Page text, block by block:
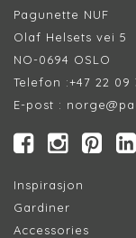
Pagunette NUF
Olaf Helsets vei 5
NO-0694 OSLO
Telefon :+47 22 09
E-post :
Inspirasjon
Gardiner
Accessories